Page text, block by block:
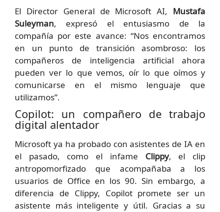
El Director General de Microsoft AI, Mustafa
Suleyman, expresó el entusiasmo de la
compañía por este avance: “Nos encontramos
en un punto de transición asombroso: los
compañeros de inteligencia artificial ahora
pueden ver lo que vemos, oír lo que oímos y
comunicarse en el mismo lenguaje que
utilizamos”.
Copilot: un compañero de trabajo
digital alentador
Microsoft ya ha probado con asistentes de IA en
el pasado, como el infame Clippy, el clip
antropomorfizado que acompañaba a los
usuarios de Office en los 90. Sin embargo, a
diferencia de Clippy, Copilot promete ser un
asistente más inteligente y útil. Gracias a su